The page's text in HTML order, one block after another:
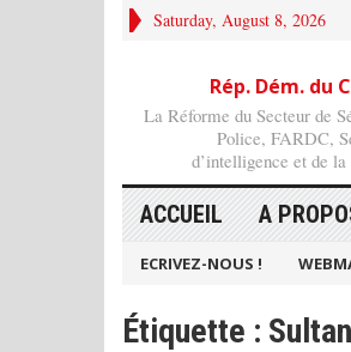
Saturday, August 8, 2026
Rép. Dém. du
La Réforme du Secteur de
Police, FARDC,
d’intelligence et de la
ACCUEIL A
ECRIVEZ-NOUS !
Étiquette :